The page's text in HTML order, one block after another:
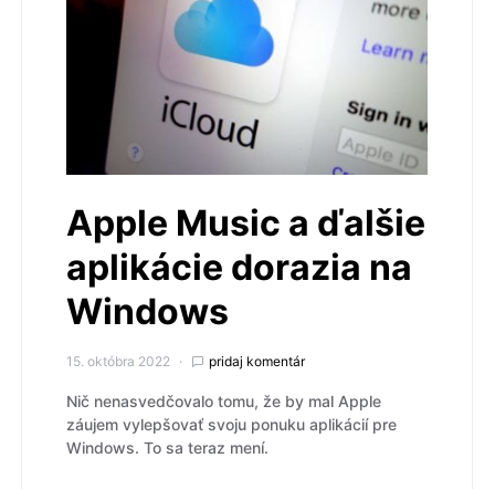
Apple Music a ďalšie
aplikácie dorazia na
Windows
15. októbra 2022 pridaj komentár
Nič nenasvedčovalo tomu, že by mal Apple
záujem vylepšovať svoju ponuku aplikácií pre
Windows. To sa teraz mení.